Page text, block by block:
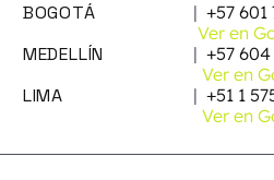
BOGOTÁ | +57 601
Ver en
MEDELLÍN | +57
Ver en
LIMA | +51 1
Ver en